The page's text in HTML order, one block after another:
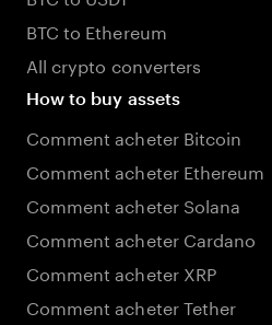
BTC to Ethereum
All crypto converters
How to buy assets
Comment acheter Bitcoin
Comment acheter Ethereum
Comment acheter Solana
Comment acheter Cardano
Comment acheter XRP
Comment acheter Tether